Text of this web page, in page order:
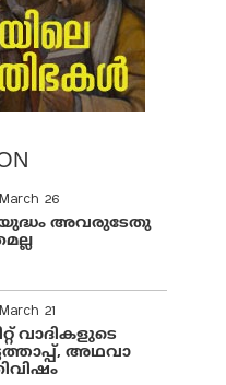
26
അവരുടേതു
21
വാദികളുടെ
അഥവാ